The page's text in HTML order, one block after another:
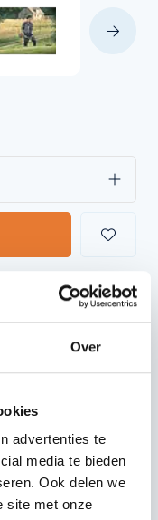
Over
advertenties te
media te bieden
Ook delen we
site met onze
precisie en
en veelzijdige
in uiteenlopende